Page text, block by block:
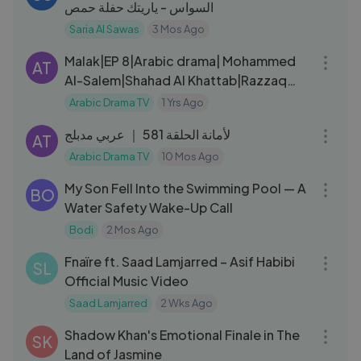
السواس - ياريتك حفلة حمص
Saria Al Sawas 3 Mos Ago
AT
Malak|EP 8|Arabic drama| Mohammed
Al-Salem|Shahad Al Khattab|Razzaq
Ahmed|Marina Al Obaidi
Arabic Drama TV 1 Yrs Ago
AT لأمانة الحلقة 581 ｜ عربي مدبلج
Arabic Drama TV 10 Mos Ago
BO
My Son Fell Into the Swimming Pool — A
Water Safety Wake-Up Call
Bodi 2 Mos Ago
SL
Fnaïre ft. Saad Lamjarred – Asif Habibi
Official Music Video
Saad Lamjarred 2 Wks Ago
SK
Shadow Khan's Emotional Finale in The
Land of Jasmine